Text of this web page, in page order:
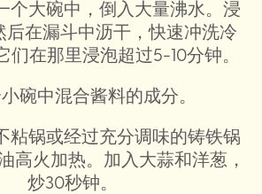
个大碗中，倒入大量沸水。浸
后在漏斗中沥干，快速冲洗冷
们在那里浸泡超过5-10分钟。
碗中混合酱料的成分。
粘锅或经过充分调味的铸铁锅
高火加热。加入大蒜和洋葱，
炒30秒钟。